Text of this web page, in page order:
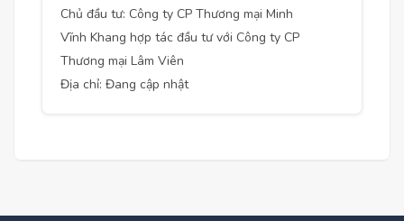
Chủ đầu tư: Công ty CP Thương mại Minh
Vĩnh Khang hợp tác đầu tư với Công ty CP
Thương mại Lâm Viên
Địa chỉ: Đang cập nhật